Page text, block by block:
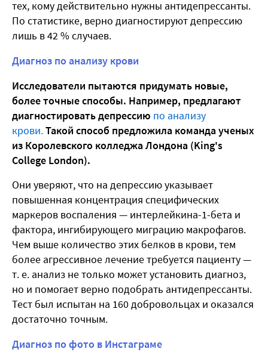
тех, кому действительно нужны антидепрессанты.
По статистике, верно диагностируют депрессию
лишь в 42 % случаев.
Диагноз по анализу крови
Исследователи пытаются придумать новые,
более точные способы. Например, предлагают
диагностировать депрессию по анализу
крови.Такой способ предложила команда ученых
из Королевского колледжа Лондона (King's
College London).
Они уверяют, что на депрессию указывает
повышенная концентрация специфических
маркеров воспаления — интерлейкина-1-бета и
фактора, ингибирующего миграцию макрофагов.
Чем выше количество этих белков в крови, тем
более агрессивное лечение требуется пациенту —
т. е. анализ не только может установить диагноз,
но и помогает верно подобрать антидепрессанты.
Тест был испытан на 160 добровольцах и оказался
достаточно точным.
Диагноз по фото в Инстаграме